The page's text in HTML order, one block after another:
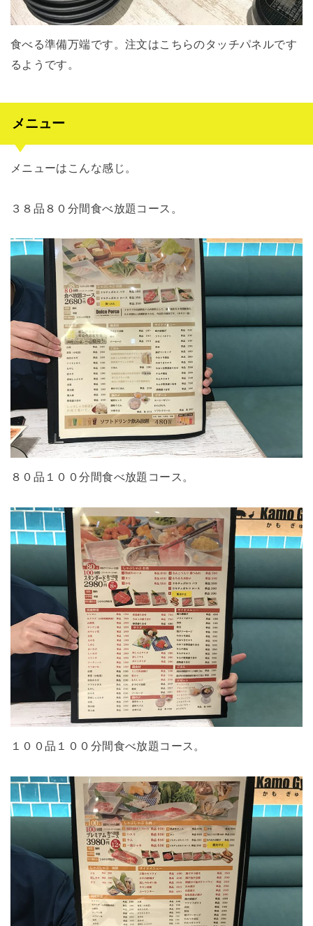
食べる準備万端です。注文はこちらのタッチパネルです
るようです。
メニュー
メニューはこんな感じ。
３８品８０分間食べ放題コース。
８０品１００分間食べ放題コース。
１００品１００分間食べ放題コース。